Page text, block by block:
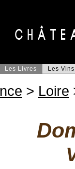
Les Livres Les Vins
> Loire